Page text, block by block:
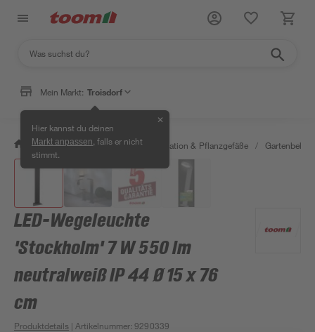
Mein Markt: Troisdorf
Hier kannst du deinen
Markt anpassen , falls er nicht
stimmt.
✕
/ Garten & Freizeit / Gartendekoration & Pflanzgefäße /
LED-Wegeleuchte
'Stockholm' 7 W 550 lm
neutralweiß IP 44 Ø 15 x 76
cm
Produktdetails | Artikelnummer:9290339